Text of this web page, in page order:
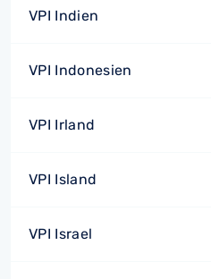
VPI Indien
VPI Indonesien
VPI Irland
VPI Island
VPI Israel